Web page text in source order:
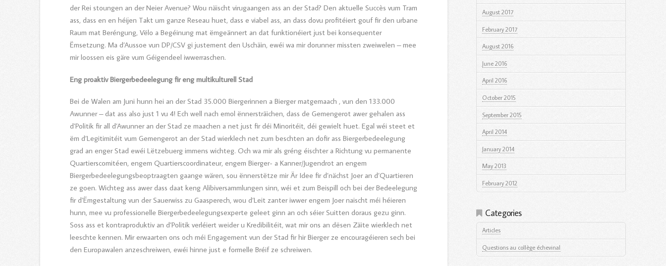
der Rei stoungen an der Neier Avenue? Wou näischt virugaangen ass an der Stad? Den aktuelle Succès vum Tram
ass, dass en en héijen Takt um ganze Reseau huet, dass e viabel ass, an dass dovu profitéiert gouf fir den urbane
Raum mat Beréngung, Vëlo a Begéinung mat ëmgeännert an dat funktionéiert just bei konsequenter
Ëmsetzung. Ma d’Aussoe vun DP/CSV gi justement den Uschäin, ewéi wa mir dorunner missten zweiwelen – mee
mir loossen eis gäre vum Géigendeel iwwerraschen.
Eng proaktiv Biergerbedeelegung fir eng multikulturell Stad
Bei de Walen am Juni hunn hei an der Stad 35.000 Biergerinnen a Bierger matgemaach , vun den 133.000
Awunner – dat ass also just 1 vu 4! Ech well nach emol ënnersträichen, dass de Gemengerot awer gehalen ass
d’Politik fir all d’Awunner an der Stad ze maachen a net just fir déi Minoritéit, déi gewielt huet. Egal wéi steet et
ëm d’Legitimitéit vum Gemengerot an der Stad wierklech net zum beschten an dofir ass Biergerbedeelegung
grad an enger Stad ewéi Lëtzebuerg immens wichteg. Och wa mir als gréng éischter a Richtung vu permanente
Quartierscomitéen, engem Quartierscoordinateur, engem Bierger- a Kanner/Jugendrot an engem
Biergerbedeelegungsbeoptraagten gaange wären, sou ënnerstëtze mir Är Idee fir d’nächst Joer an d’Quartieren
ze goen. Wichteg ass awer dass daat keng Alibiversammlungen sinn, wéi et zum Beispill och bei der Bedeelegung
fir d’Ëmgestaltung vun der Sauerwiss zu Gaasperech, wou d’Leit zanter iwwer engem Joer naischt méi héieren
hunn, mee vu professionelle Biergerbedeelegungsexperte geleet ginn an och séier Suitten doraus gezu ginn.
Soss ass et kontraproduktiv an d’Politik verléiert weider u Kredibilitéit, wat mir ons an dësen Zäite wierklech net
leeschte kennen. Mir erwaarten ons och méi Engagement vun der Stad fir hir Bierger ze encouragéieren sech bei
den Europawalen anzeschreiwen, ewéi hinne just e formelle Bréif ze schreiwen.
August 2017
February 2017
August 2016
June 2016
April 2016
October 2015
September 2015
April 2014
January 2014
May 2013
February 2012
Categories
Articles
Questions au collège échevinal